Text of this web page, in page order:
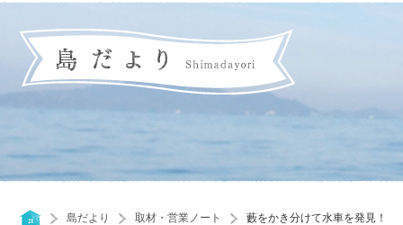
島だより 取材・営業ノート 藪をかき分けて水車を発見！